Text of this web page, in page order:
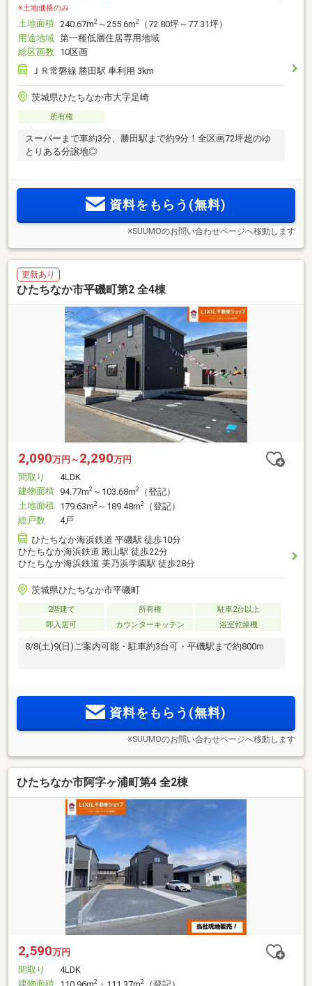
※土地価格のみ
土地面積 240.67m2 ～255.6m2
（72.80坪～77.31坪）
用途地域 第一種低層住居専用地域
総区画数 10区画
ＪＲ常磐線 勝田駅 車利用 3km
茨城県ひたちなか市大字足崎
所有権
スーパーまで車約3分、勝田駅まで約9分！全区画72坪超のゆ
とりある分譲地◎
資料をもらう(無料)
※SUUMOのお問い合わせページへ移動します
更新あり
ひたちなか市平磯町第2 全4棟
2,090万円～ 2,290万円
間取り
4LDK
建物面積 94.77m2 ～103.68m2
（登記）
土地面積 179.63m2 ～189.48m2
（登記）
総戸数
4戸
ひたちなか海浜鉄道 平磯駅 徒歩10分
ひたちなか海浜鉄道 殿山駅 徒歩22分
ひたちなか海浜鉄道 美乃浜学園駅 徒歩28分
茨城県ひたちなか市平磯町
2階建て 所有権
駐車2台以上
即入居可
カウンターキッチン 浴室乾燥機
8/8(土)9(日)ご案内可能・駐車約3台可・平磯駅まで約800m
資料をもらう(無料)
※SUUMOのお問い合わせページへ移動します
ひたちなか市阿字ヶ浦町第4 全2棟
2,590万円
間取り
4LDK
建物面積
2 2